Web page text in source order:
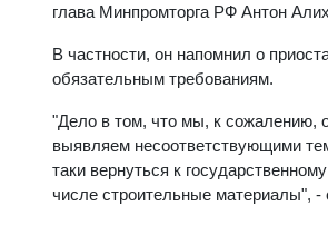
глава Минпромторга РФ Антон
В частности, он напомнил о
обязательным требованиям.
"Дело в том, что мы, к сожалению,
выявляем несоответствующими
таки вернуться к
числе строительные материалы", -